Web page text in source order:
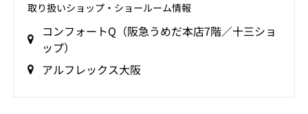
取り扱いショップ‧ショールーム情報
コンフォートQ（阪急うめだ本店7階／十三ショ
ップ）
アルフレックス大阪